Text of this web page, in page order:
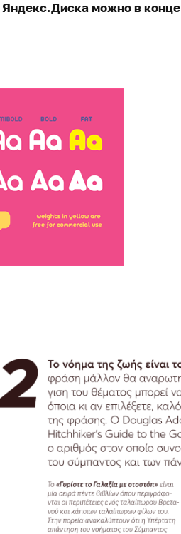
можно в конце